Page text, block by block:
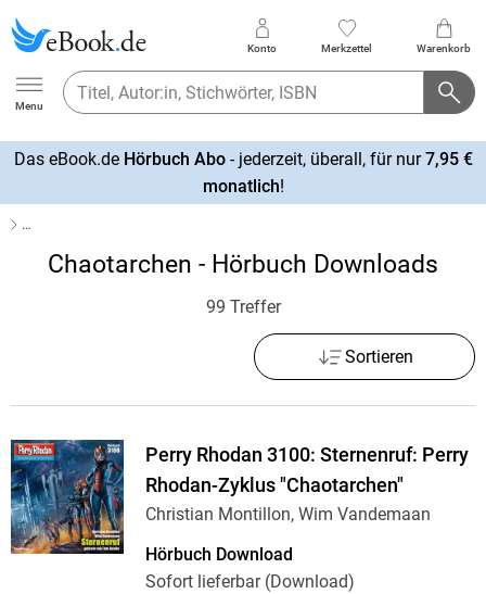
Ebook.de
Menu
Konto Merkzettel Warenkorb
Das eBook.de Hörbuch Abo- jederzeit, überall, für nur7,95 €
monatlich!
…
Chaotarchen - Hörbuch Downloads
99 Treffer
Sortieren
Perry Rhodan 3100: Sternenruf: Perry
Rhodan-Zyklus "Chaotarchen"
Christian Montillon, Wim Vandemaan
Hörbuch Download
Sofort lieferbar (Download)